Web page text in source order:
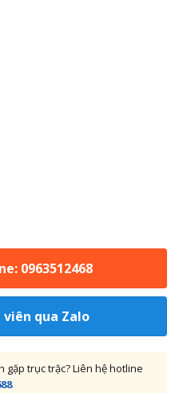
0963512468
qua Zalo
gặp trục trặc? Liên hệ hotline